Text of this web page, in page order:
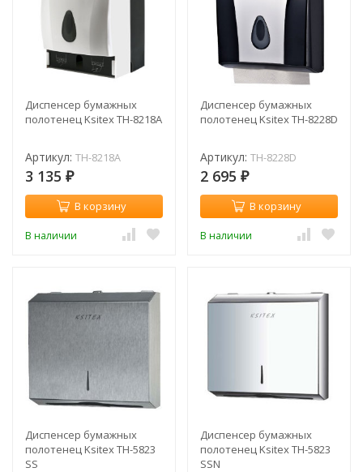
Диспенсер бумажных
полотенец Ksitex TH-8218A
Артикул: TH-8218A
3 135 ₽
В корзину
В наличии
Диспенсер бумажных
полотенец Ksitex TH-8228D
Артикул: TH-8228D
2 695 ₽
В корзину
В наличии
Диспенсер бумажных
полотенец Ksitex TН-5823
SS
Диспенсер бумажных
полотенец Ksitex TН-5823
SSN